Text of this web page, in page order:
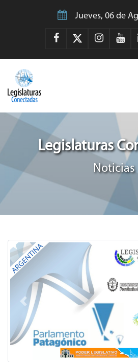
Jueves, 06 de
Legislaturas
Noticias
Previous